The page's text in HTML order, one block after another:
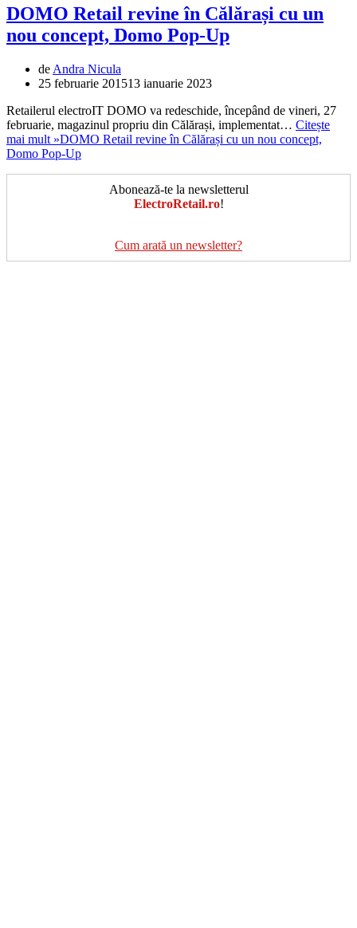
DOMO Retail revine în Călărași cu un
nou concept, Domo Pop-Up
de Andra Nicula
25 februarie 201513 ianuarie 2023
Retailerul electroIT DOMO va redeschide, începând de vineri, 27
februarie, magazinul propriu din Călărași, implementat… Citește
mai mult »DOMO Retail revine în Călărași cu un nou concept,
Domo Pop-Up
Abonează-te la newsletterul
ElectroRetail.ro!
Cum arată un newsletter?